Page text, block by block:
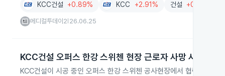
KCC건설 +0.89% KCC +2.91% 건설 +0.80%
메디컬투데이2 26.06.25
KCC건설 오퍼스 한강 스위첸 현장 근로자 사망 사고 보고
KCC건설이 시공 중인 오퍼스 한강 스위첸 공사현장에서 협력사 소